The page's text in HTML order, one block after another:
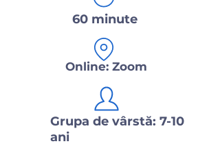
60 minute
Online: Zoom
Grupa de vârstă: 7-10
ani